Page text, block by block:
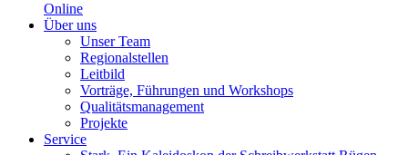
Online
Über uns
Unser Team
Regionalstellen
Leitbild
Vorträge, Führungen und Workshops
Qualitätsmanagement
Projekte
Service